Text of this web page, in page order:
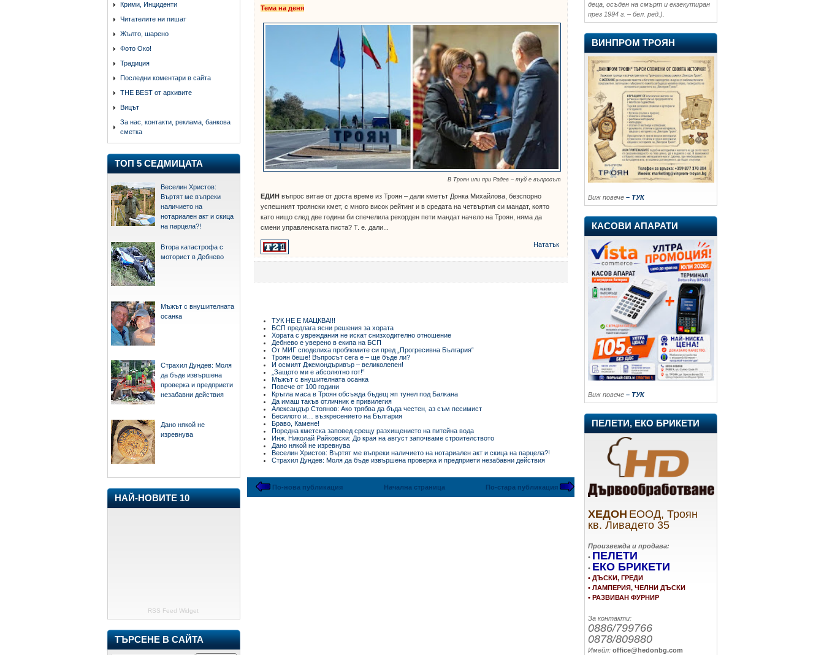
Крими, Инциденти
Читателите ни пишат
Жълто, шарено
Фото Око!
Традиция
Последни коментари в сайта
THE BEST от архивите
Вицът
За нас, контакти, реклама, банкова
сметка
ТОП 5 СЕДМИЦАТА
Веселин Христов:
Въртят ме въпреки
наличието на
нотариален акт и скица
на парцела?!
Втора катастрофа с
моторист в Дебнево
Мъжът с внушителната
осанка
Страхил Дундев: Моля
да бъде извършена
проверка и предприети
незабавни действия
Дано някой не
изревнува
НАЙ-НОВИТЕ 10
RSS Feed Widget
ТЪРСЕНЕ В САЙТА
Тема на деня
В Троян или при Радев – туй е въпросът
ЕДИН въпрос витае от доста време из Троян – дали кметът Донка Михайлова, безспорно
успешният троянски кмет, с много висок рейтинг и в средата на четвъртия си мандат, която
като нищо след две години би спечелила рекорден пети мандат начело на Троян, няма да
смени управленската писта? Т. е. дали...
Нататък
ТУК НЕ Е МАЦКВА!!!
БСП предлага ясни решения за хората
Хората с увреждания не искат снизходително отношение
Дебнево е уверено в екипа на БСП
От МИГ споделиха проблемите си пред „Прогресивна България“
Троян беше! Въпросът сега е – ще бъде ли?
И осмият Джемондъривър – великолепен!
„Защото ми е абсолютно гот!“
Мъжът с внушителната осанка
Повече от 100 години
Кръгла маса в Троян обсъжда бъдещ жп тунел под Балкана
Да имаш такъв отличник е привилегия
Александър Стоянов: Ако трябва да бъда честен, аз съм песимист
Бесилото и… възкресението на България
Браво, Камене!
Поредна кметска заповед срещу разхищението на питейна вода
Инж. Николай Райковски: До края на август започваме строителството
Дано някой не изревнува
Веселин Христов: Въртят ме въпреки наличието на нотариален акт и скица на парцела?!
Страхил Дундев: Моля да бъде извършена проверка и предприети незабавни действия
По-нова публикация По-стара публикация
Начална страница
деца, осъден на смърт и екзекутиран
през 1994 г. – бел. ред.).
ВИНПРОМ ТРОЯН
Виж повече – ТУК
КАСОВИ АПАРАТИ
Виж повече – ТУК
ПЕЛЕТИ, ЕКО БРИКЕТИ
ХЕДОН ЕООД, Троян
кв. Ливадето 35
Произвежда и продава:
• ПЕЛЕТИ
• ЕКО БРИКЕТИ
• ДЪСКИ, ГРЕДИ
• ЛАМПЕРИЯ, ЧЕЛНИ ДЪСКИ
• РАЗВИВАН ФУРНИР
За контакти:
0886/799766
0878/809880
Имейл: office@hedonbg.com